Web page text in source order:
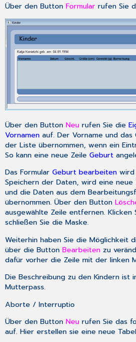
Über den ButtonFormular rufen Sie
Über den ButtonNeu rufen Sie die
Vornamen auf. Der Vorname und
der Liste übernommen, wenn ein
So kann eine neue ZeileGeburt
Das FormularGeburt bearbeiten wird
Speichern der Daten, wird eine
und die Daten aus dem
übernommen. Über den Button
ausgewählte Zeile entfernen.
schließen Sie die Maske.
Weiterhin haben Sie die Möglichkeit
über die ButtonBearbeiten zu
dafür vorher die Zeile mit der linken
Die Beschreibung zu den Kindern ist
Mutterpass.
Aborte / Interruptio
Über den ButtonNeu rufen Sie das
auf. Hier erstellen sie eine neue